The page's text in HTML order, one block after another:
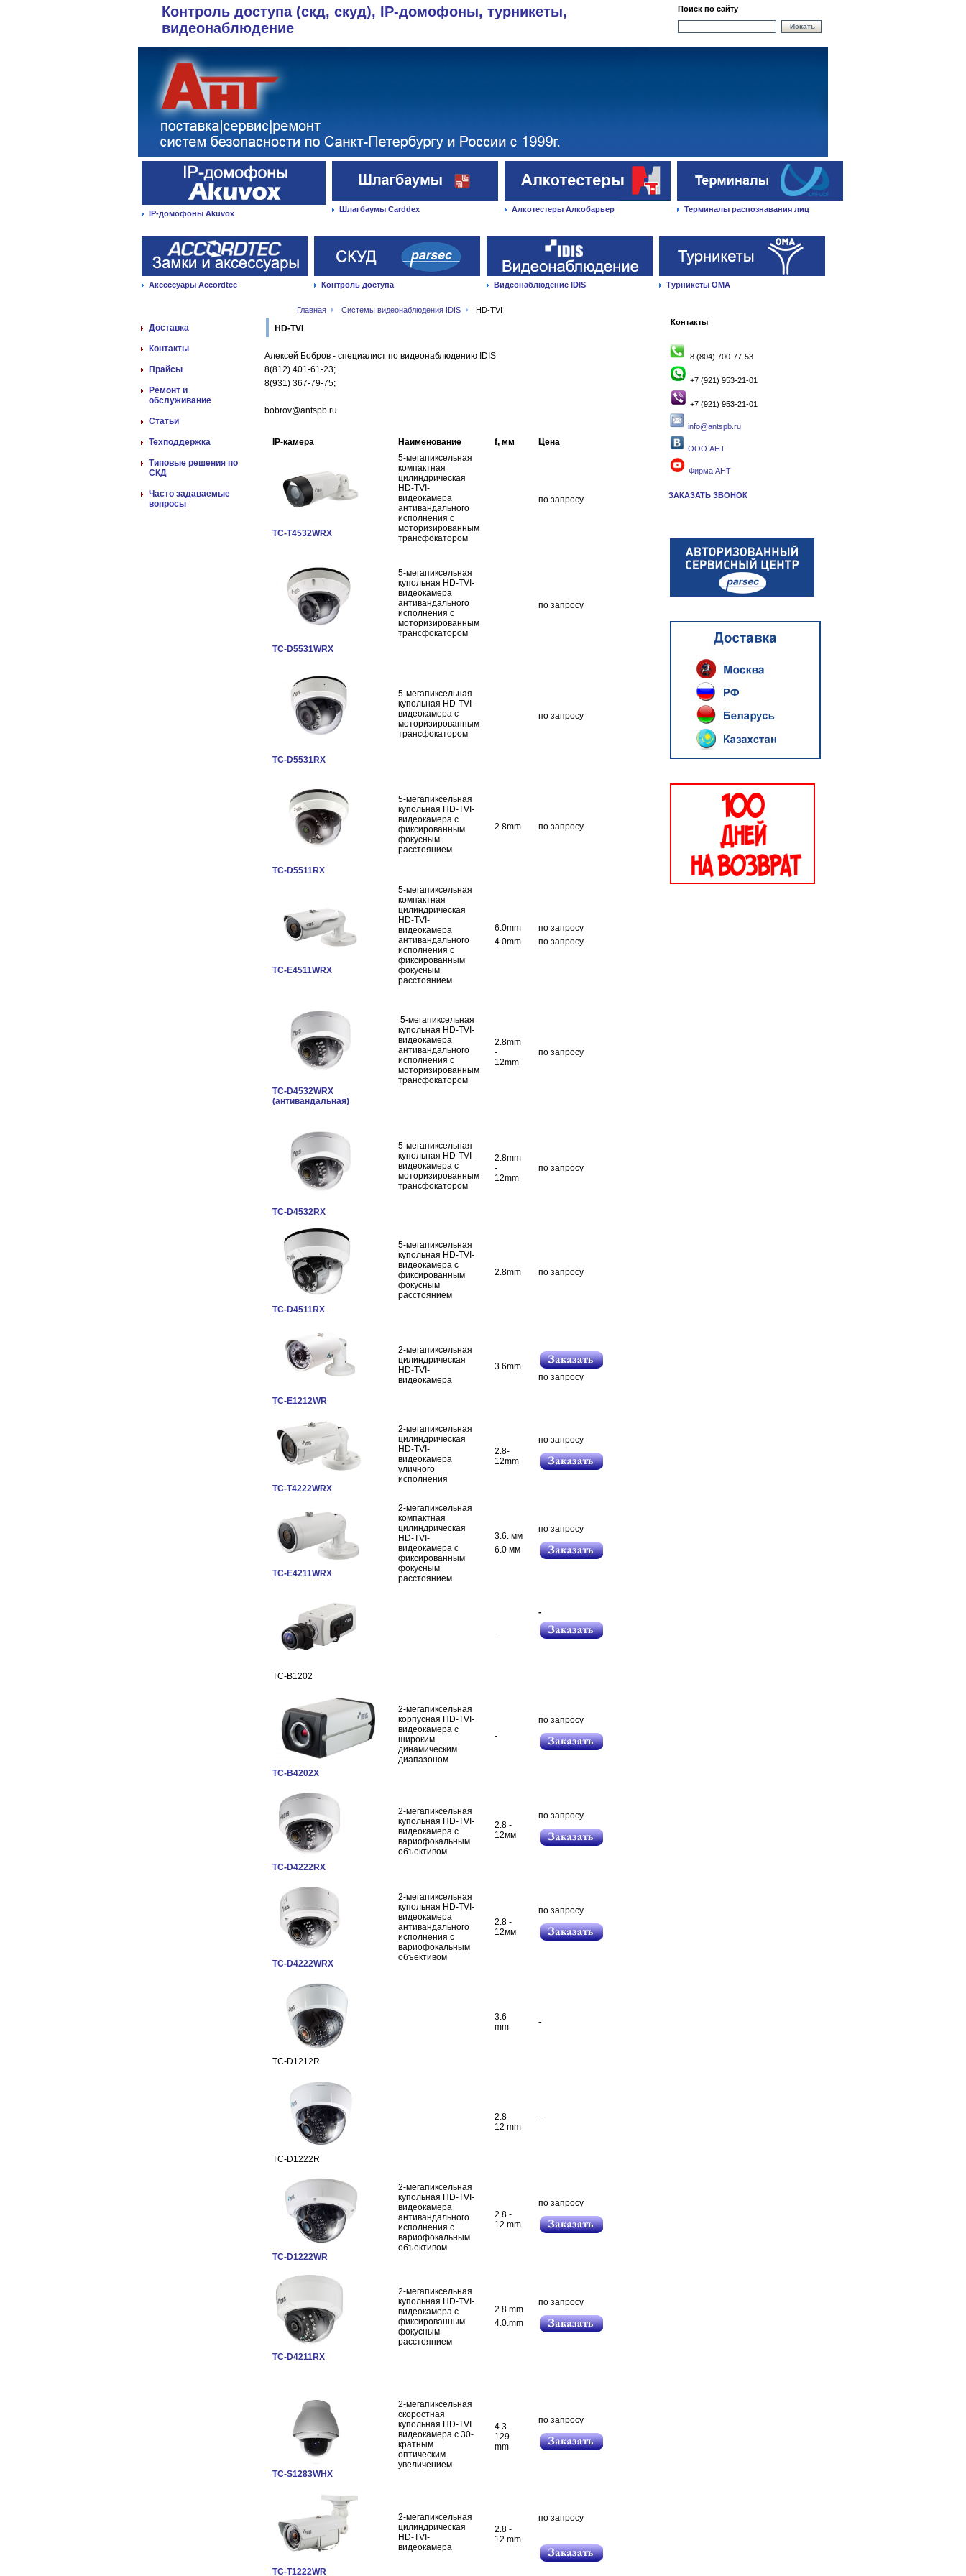
Контроль доступа (скд, скуд), IP-домофоны, турникеты,
видеонаблюдение
Поиск по сайту
Искать
IP-домофоны Akuvox Шлагбаумы Carddex Алкотестеры Алкобарьер Терминалы распознавания лиц
Аксессуары Accordtec Контроль доступа Видеонаблюдение IDIS Турникеты ОМА
Главная Системы видеонаблюдения IDIS HD-TVI
Доставка
Контакты
Прайсы
Ремонт и
обслуживание
Статьи
Техподдержка
Типовые решения по
СКД
Часто задаваемые
вопросы
HD-TVI
Алексей Бобров - специалист по видеонаблюдению IDIS
8(812) 401-61-23;
8(931) 367-79-75;
bobrov@antspb.ru
IP-камера Наименование f, мм Цена
TC-T4532WRX
5-мегапиксельная
компактная
цилиндрическая
HD-TVI-
видеокамера
антивандального
исполнения с
моторизированным
трансфокатором
по запросу
TC-D5531WRX
5-мегапиксельная
купольная HD-TVI-
видеокамера
антивандального
исполнения c
моторизированным
трансфокатором
по запросу
TC-D5531RX
5-мегапиксельная
купольная HD-TVI-
видеокамера с
моторизированным
трансфокатором
по запросу
TC-D5511RX
5-мегапиксельная
купольная HD-TVI-
видеокамера с
фиксированным
фокусным
расстоянием
2.8mm по запросу
TC-E4511WRX
5-мегапиксельная
компактная
цилиндрическая
HD-TVI-
видеокамера
антивандального
исполнения с
фиксированным
фокусным
расстоянием
6.0mm
4.0mm
по запросу
по запросу
TC-D4532WRX
(антивандальная)
5-мегапиксельная
купольная HD-TVI-
видеокамера
антивандального
исполнения c
моторизированным
трансфокатором
2.8mm
-
12mm
по запросу
TC-D4532RX
5-мегапиксельная
купольная HD-TVI-
видеокамера с
моторизированным
трансфокатором
2.8mm
-
12mm
по запросу
TC-D4511RX
5-мегапиксельная
купольная HD-TVI-
видеокамера с
фиксированным
фокусным
расстоянием
2.8mm по запросу
TC-E1212WR
2-мегапиксельная
цилиндрическая
HD-TVI-
видеокамера
3.6mm
по запросу
TC-T4222WRX
2-мегапиксельная
цилиндрическая
HD-TVI-
видеокамера
уличного
исполнения
2.8-
12mm
по запросу
TC-E4211WRX
2-мегапиксельная
компактная
цилиндрическая
HD-TVI-
видеокамера с
фиксированным
фокусным
расстоянием
3.6. мм
6.0 мм
по запросу
TC-B1202
-
-
TC-B4202X
2-мегапиксельная
корпусная HD-TVI-
видеокамера с
широким
динамическим
диапазоном
-
по запросу
TC-D4222RX
2-мегапиксельная
купольная HD-TVI-
видеокамера c
вариофокальным
объективом
2.8 -
12мм
по запросу
TC-D4222WRX
2-мегапиксельная
купольная HD-TVI-
видеокамера
антивандального
исполнения c
вариофокальным
объективом
2.8 -
12мм
по запросу
TC-D1212R
3.6
mm
-
TC-D1222R
2.8 -
12 mm
-
TC-D1222WR
2-мегапиксельная
купольная HD-TVI-
видеокамера
антивандального
исполнения с
вариофокальным
объективом
2.8 -
12 mm
по запросу
TC-D4211RX
2-мегапиксельная
купольная HD-TVI-
видеокамера с
фиксированным
фокусным
расстоянием
2.8.mm
4.0.mm
по запросу
TC-S1283WHX
2-мегапиксельная
скоростная
купольная HD-TVI
видеокамера с 30-
кратным
оптическим
увеличением
4.3 -
129
mm
по запросу
TC-T1222WR
2-мегапиксельная
цилиндрическая
HD-TVI-
видеокамера
2.8 -
12 mm
по запросу
Контакты
8 (804) 700-77-53
+7 (921) 953-21-01
+7 (921) 953-21-01
info@antspb.ru
ООО АНТ
Фирма АНТ
ЗАКАЗАТЬ ЗВОНОК